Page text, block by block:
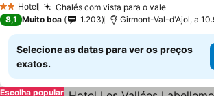
2 Estrelas
Hotel Chalés com vista para o vale
8,1 Muito boa 1.203 Girmont-Val-d'Ajol, a
Selecione as datas para ver os preços
exatos.
Escolha popular